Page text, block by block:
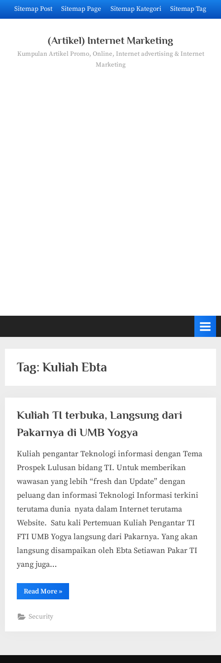
Skip
to
Sitemap Post Sitemap Page Sitemap Kategori Sitemap Tag
(Artikel) Internet Marketing
Kumpulan Artikel Promo, Online, Internet advertising & Internet
Marketing
Tag: Kuliah Ebta
Kuliah TI terbuka, Langsung dari
Pakarnya di UMB Yogya
Kuliah pengantar Teknologi informasi dengan Tema
Prospek Lulusan bidang TI. Untuk memberikan
wawasan yang lebih “fresh dan Update” dengan
peluang dan informasi Teknologi Informasi terkini
terutama dunia nyata dalam Internet terutama
Website. Satu kali Pertemuan Kuliah Pengantar TI
FTI UMB Yogya langsung dari Pakarnya. Yang akan
langsung disampaikan oleh Ebta Setiawan Pakar TI
yang juga…
Read More“Kuliah
TI
»
Security